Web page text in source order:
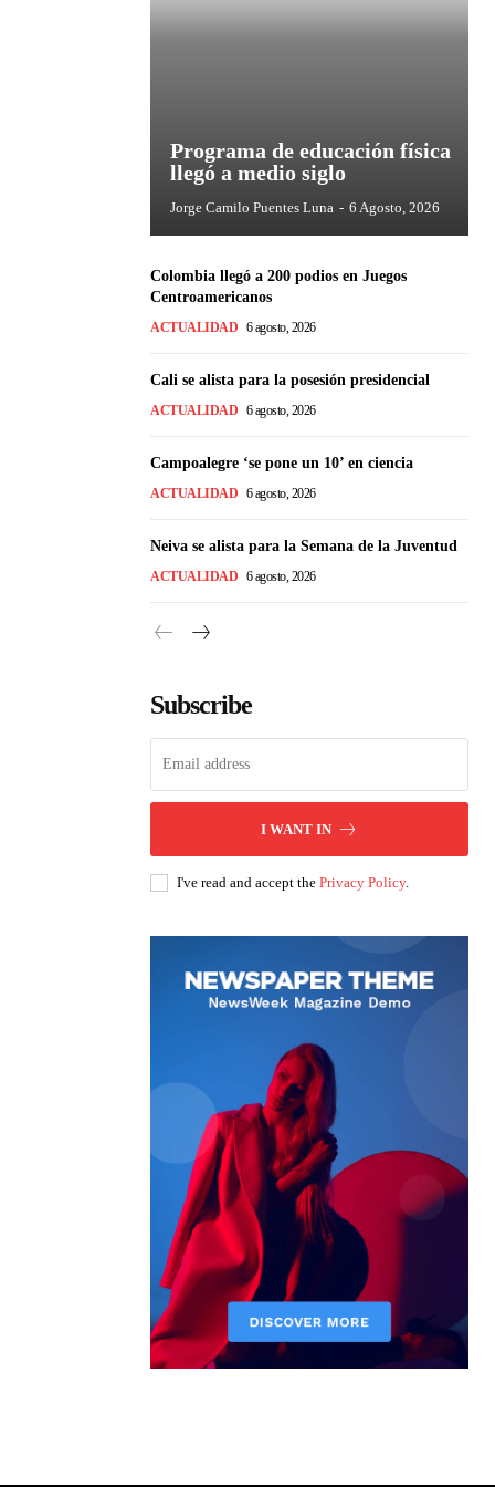
Programa de educación física
llegó a medio siglo
Jorge Camilo Puentes Luna - 6 Agosto, 2026
Colombia llegó a 200 podios en Juegos
Centroamericanos
ACTUALIDAD 6 agosto, 2026
Cali se alista para la posesión presidencial
ACTUALIDAD 6 agosto, 2026
Campoalegre ‘se pone un 10’ en ciencia
ACTUALIDAD 6 agosto, 2026
Neiva se alista para la Semana de la Juventud
ACTUALIDAD 6 agosto, 2026
Subscribe
I WANT IN
I've read and accept the Privacy Policy.